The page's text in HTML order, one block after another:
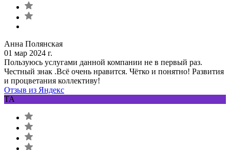
Анна Полянская
01 мар 2024 г.
Пользуюсь услугами данной компании не в первый раз.
Честный знак .Всё очень нравится. Чётко и понятно! Развития
и процветания коллективу!
Отзыв из Яндекс
ТА